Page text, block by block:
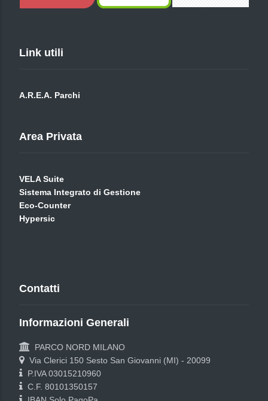
Link utili
A.R.E.A. Parchi
Area Privata
VELA Suite
Sistema Integrato di Gestione
Eco-Counter
Hypersic
Contatti
Informazioni Generali
PARCO NORD MILANO
Via Clerici 150 Sesto San Giovanni (MI) - 20099
P.IVA 03015210960
C.F. 80101350157